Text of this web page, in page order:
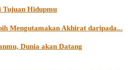
Tujuan Hidupmu
Mengutamakan Akhirat daripada...
Dunia akan Datang